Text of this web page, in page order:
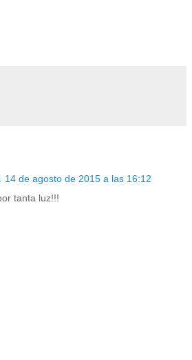
14 de agosto de 2015 a las 16:12
tanta luz!!!